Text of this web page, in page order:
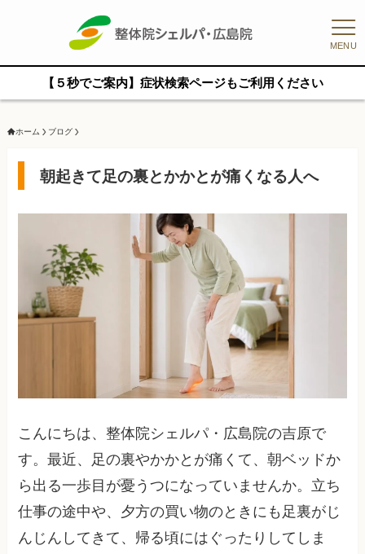
MENU
【５秒でご案内】症状検索ページもご利用ください
ホーム ブログ
朝起きて足の裏とかかとが痛くなる人へ
こんにちは、整体院シェルパ・広島院の吉原で
す。最近、足の裏やかかとが痛くて、朝ベッドか
ら出る一歩目が憂うつになっていませんか。立ち
仕事の途中や、夕方の買い物のときにも足裏がじ
んじんしてきて、帰る頃にはぐったりしてしま